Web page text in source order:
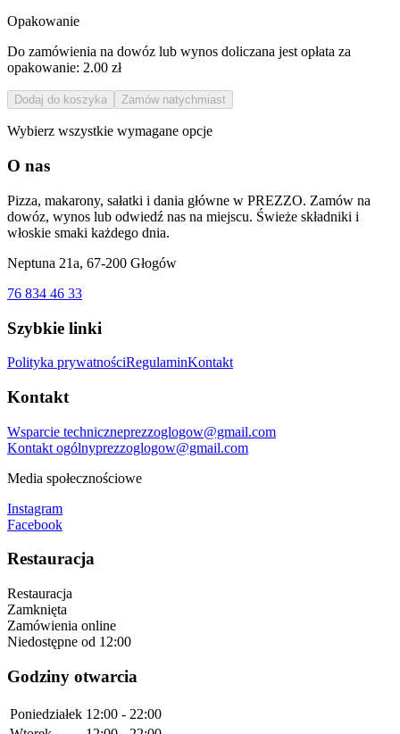
Opakowanie
Do zamówienia na dowóz lub wynos doliczana jest opłata za
opakowanie: 2.00 zł
Dodaj do koszyka Zamów natychmiast
Wybierz wszystkie wymagane opcje
O nas
Pizza, makarony, sałatki i dania główne w PREZZO. Zamów na
dowóz, wynos lub odwiedź nas na miejscu. Świeże składniki i
włoskie smaki każdego dnia.
Neptuna 21a, 67-200 Głogów
76 834 46 33
Szybkie linki
Polityka prywatnościRegulaminKontakt
Kontakt
Wsparcie techniczneprezzoglogow@gmail.com
Kontakt ogólnyprezzoglogow@gmail.com
Media społecznościowe
Instagram
Facebook
Restauracja
Restauracja
Zamknięta
Zamówienia online
Niedostępne od 12:00
Godziny otwarcia
Poniedziałek 12:00 - 22:00